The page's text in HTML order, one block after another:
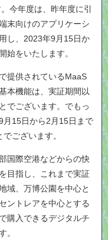
今年度は、昨年度に引
末向けのアプリケーシ
し、2023年9月15日か
始をいたします。
提供されているMaaS
本機能は、実証期間以
でございます。でもっ
月15日から2月15日まで
ございます。
国際空港などからの快
目指し、これまで実証
域、万博公園を中心と
ントレアを中心とする
購入できるデジタルチ
。